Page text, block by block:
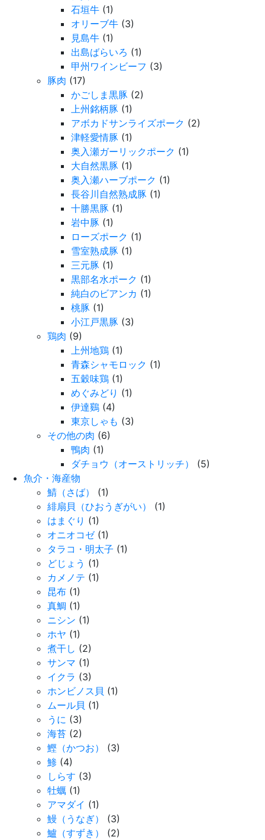
石垣牛 (1)
オリーブ牛 (3)
見島牛 (1)
出島ばらいろ (1)
甲州ワインビーフ (3)
豚肉 (17)
かごしま黒豚 (2)
上州銘柄豚 (1)
アボカドサンライズポーク (2)
津軽愛情豚 (1)
奥入瀬ガーリックポーク (1)
大自然黒豚 (1)
奥入瀬ハーブポーク (1)
長谷川自然熟成豚 (1)
十勝黒豚 (1)
岩中豚 (1)
ローズポーク (1)
雪室熟成豚 (1)
三元豚 (1)
黒部名水ポーク (1)
純白のビアンカ (1)
桃豚 (1)
小江戸黒豚 (3)
鶏肉 (9)
上州地鶏 (1)
青森シャモロック (1)
五穀味鶏 (1)
めぐみどり (1)
伊達鷄 (4)
東京しゃも (3)
その他の肉 (6)
鴨肉 (1)
ダチョウ（オーストリッチ）
(5)
魚介・海産物
鯖（さば）
(1)
緋扇貝（ひおうぎがい）
(1)
はまぐり (1)
オニオコゼ(1)
タラコ・明太子 (1)
どじょう (1)
カメノテ (1)
昆布 (1)
真鯛 (1)
ニシン (1)
ホヤ (1)
煮干し (2)
サンマ (1)
イクラ (3)
ホンビノス貝 (1)
ムール貝 (1)
うに (3)
海苔 (2)
鰹（かつお）
(3)
鯵 (4)
しらす (3)
牡蠣 (1)
アマダイ (1)
鰻（うなぎ）
(3)
鱸（すずき）
(2)